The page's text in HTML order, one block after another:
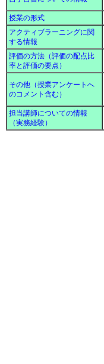
授業の形式
アクティブラーニングに関
する情報
評価の方法（評価の配点比
率と評価の要点）
その他（授業アンケートへ
のコメント含む）
担当講師についての情報
（実務経験）